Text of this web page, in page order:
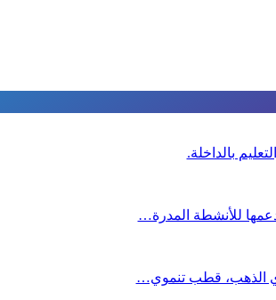
بالداخلة.
دعمها للأنشطة المدرة…
الذهب، قطب تنموي…